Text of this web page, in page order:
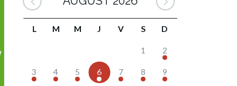
L M M J V S D
1 2
3 4 5 6 7 8 9